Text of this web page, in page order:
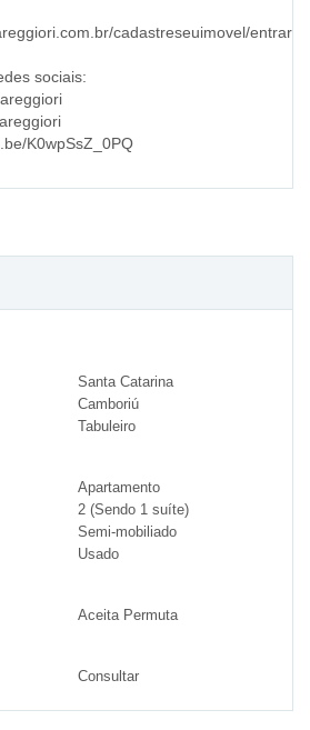
cadastreseuimovel/entrar
sociais:
K0wpSsZ_0PQ
Santa Catarina
Camboriú
Tabuleiro
Apartamento
2 (Sendo 1 suíte)
Semi-mobiliado
Usado
Aceita Permuta
Consultar